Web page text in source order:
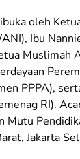
oleh
Ibu
Muslimah
PPPA),
RI).
Mutu
Jakarta